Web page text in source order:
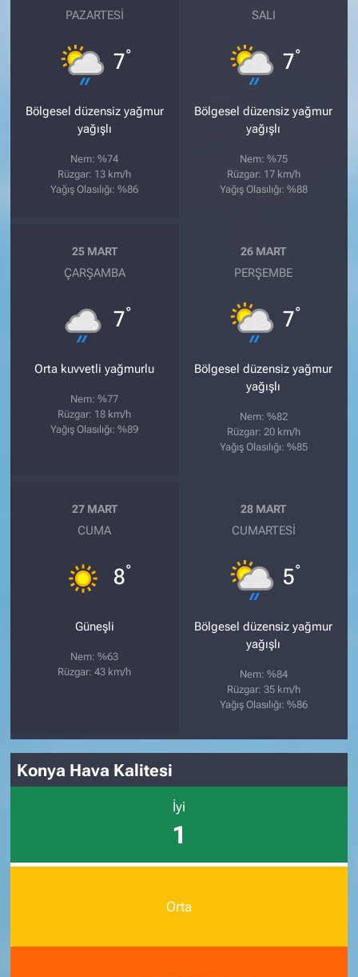
PAZARTESI
7°
Bölgesel düzensiz yağmur
yağışlı
Nem: %74
Rüzgar: 13 km/h
Yağış Olasılığı: %86
SALI
7°
Bölgesel düzensiz yağmur
yağışlı
Nem: %75
Rüzgar: 17 km/h
Yağış Olasılığı: %88
25 MART
ÇARŞAMBA
7°
Orta kuvvetli yağmurlu
Nem: %77
Rüzgar: 18 km/h
Yağış Olasılığı: %89
26 MART
PERŞEMBE
7°
Bölgesel düzensiz yağmur
yağışlı
Nem: %82
Rüzgar: 20 km/h
Yağış Olasılığı: %85
27 MART
CUMA
8°
Güneşli
Nem: %63
Rüzgar: 43 km/h
28 MART
CUMARTESI
5°
Bölgesel düzensiz yağmur
yağışlı
Nem: %84
Rüzgar: 35 km/h
Yağış Olasılığı: %86
Konya Hava Kalitesi
İyi
1
Orta